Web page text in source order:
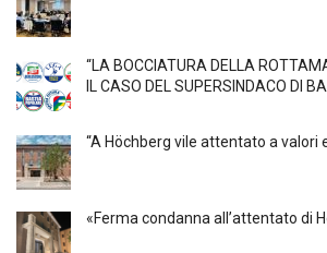
“LA BOCCIATURA DELLA
IL CASO DEL SUPERSINDACO DI
“A Höchberg vile attentato a valori
«Ferma condanna all’attentato di